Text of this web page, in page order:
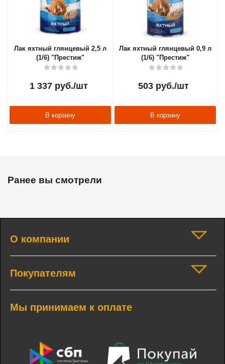
Лак яхтный глянцевый 2,5 л
(1/6) "Престиж"
1 337руб./шт
В корзину
Лак яхтный глянцевый 0,9 л
(1/6) "Престиж"
503 руб./шт
В корзину
Ранее вы смотрели
О компании
Покупателям
Мы принимаем к оплате